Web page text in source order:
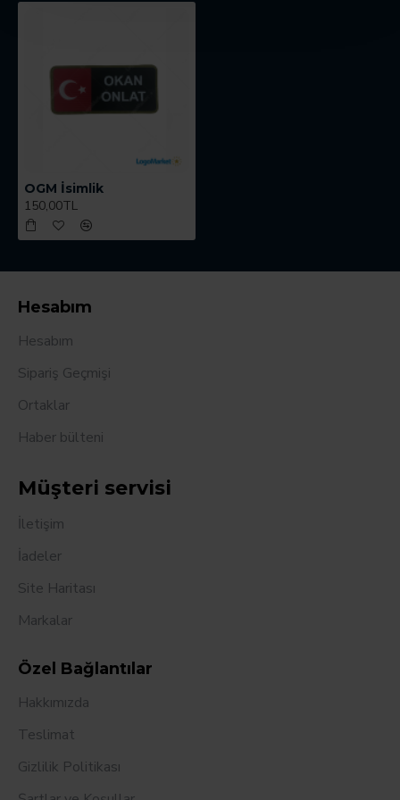
OGM İsimlik
150,00TL
Hesabım
Hesabım
Sipariş Geçmişi
Ortaklar
Haber bülteni
Müşteri servisi
İletişim
İadeler
Site Haritası
Markalar
Özel Bağlantılar
Hakkımızda
Teslimat
Gizlilik Politikası